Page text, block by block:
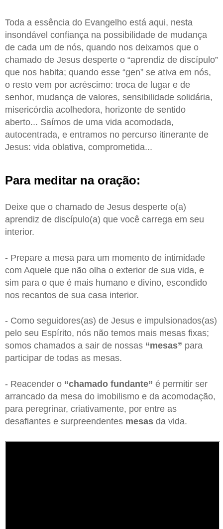
Toda a essência do Evangelho está aqui, nesta
insondável confiança na possibilidade de mudança
de cada um de nós, quando nos deixamos que o
chamado de Jesus desperte o “aprendiz de discípulo”
que nos habita; quando esse “gen” se ativa em nós,
o resto vem por acréscimo: troca de lugar e de
senhor, mudança de valores, sensibilidade solidária,
misericórdia acolhedora, horizonte de sentido
aberto... Saímos de uma vida acomodada,
autocentrada, e entramos no percurso itinerante de
Jesus: vida oblativa, comprometida...
Para meditar na oração:
Deixe que o chamado de Jesus desperte o(a)
aprendiz de discípulo(a) que você carrega em seu
interior.
- Prepare a mesa para um momento de intimidade
com Aquele que não olha o exterior de sua vida, e
sim para o que é mais humano e divino, escondido
nos recantos de sua casa interior.
- Como seguidores(as) de Jesus e impulsionados(as)
pelo seu Espírito, nós não temos mais mesas fixas;
somos chamados a sair de nossas “mesas” para
participar de todas as mesas.
- Reacender o “chamado fundante” é permitir ser
arrancado da mesa do imobilismo e da acomodação,
para peregrinar, criativamente, por entre as
desafiantes e surpreendentes mesas da vida.